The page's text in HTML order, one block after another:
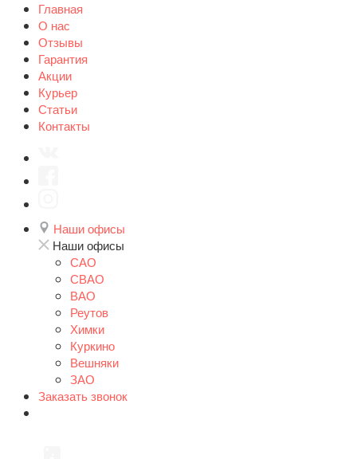
Главная
О нас
Отзывы
Гарантия
Акции
Курьер
Статьи
Контакты
Наши офисы
Наши офисы
САО
СВАО
ВАО
Реутов
Химки
Куркино
Вешняки
ЗАО
Заказать звонок